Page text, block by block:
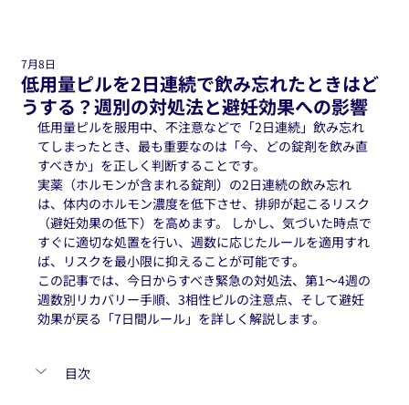
低用量ピルを2日連続で飲み忘れたときはど
うする？週別の対処法と避妊効果への影響
7月8日
低用量ピルを服用中、不注意などで「2日連続」飲み忘れ
てしまったとき、最も重要なのは「今、どの錠剤を飲み直
すべきか」を正しく判断することです。
実薬（ホルモンが含まれる錠剤）の2日連続の飲み忘れ
は、体内のホルモン濃度を低下させ、排卵が起こるリスク
（避妊効果の低下）を高めます。 しかし、気づいた時点で
すぐに適切な処置を行い、週数に応じたルールを適用すれ
ば、リスクを最小限に抑えることが可能です。
この記事では、今日からすべき緊急の対処法、第1〜4週の
週数別リカバリー手順、3相性ピルの注意点、そして避妊
効果が戻る「7日間ルール」を詳しく解説します。
目次